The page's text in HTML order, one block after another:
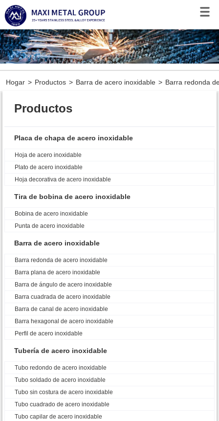
Hogar > Productos > Barra de acero inoxidable > Barra redonda
Productos
Placa de chapa de acero inoxidable
Hoja de acero inoxidable
Plato de acero inoxidable
Hoja decorativa de acero inoxidable
Tira de bobina de acero inoxidable
Bobina de acero inoxidable
Punta de acero inoxidable
Barra de acero inoxidable
Barra redonda de acero inoxidable
Barra plana de acero inoxidable
Barra de ángulo de acero inoxidable
Barra cuadrada de acero inoxidable
Barra de canal de acero inoxidable
Barra hexagonal de acero inoxidable
Perfil de acero inoxidable
Tubería de acero inoxidable
Tubo redondo de acero inoxidable
Tubo soldado de acero inoxidable
Tubo sin costura de acero inoxidable
Tubo cuadrado de acero inoxidable
Tubo capilar de acero inoxidable